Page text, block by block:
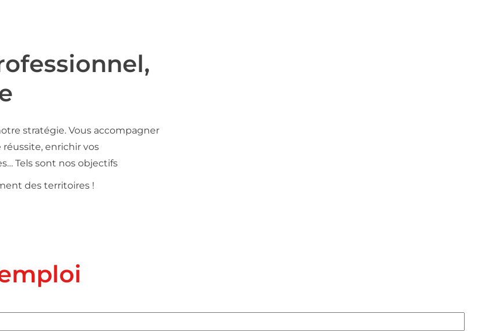
stratégie. Vous accompagner
enrichir vos
Tels sont nos objectifs
des territoires !